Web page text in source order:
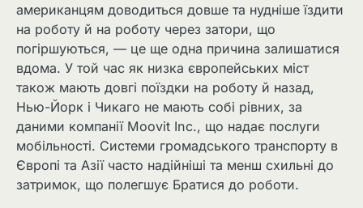
американцям доводиться довше та нудніше їздити
на роботу й на роботу через затори, що
погіршуються, — це ще одна причина залишатися
вдома. У той час як низка європейських міст
також мають довгі поїздки на роботу й назад,
Нью-Йорк і Чикаго не мають собі рівних, за
даними компанії Moovit Inc., що надає послуги
мобільності. Системи громадського транспорту в
Європі та Азії часто надійніші та менш схильні до
затримок, що полегшує Братися до роботи.